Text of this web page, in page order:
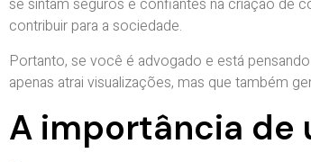
se sintam seguros e confiantes na criação de
contribuir para a sociedade.
Portanto, se você é advogado e está
apenas atrai visualizações, mas que também
A importância de